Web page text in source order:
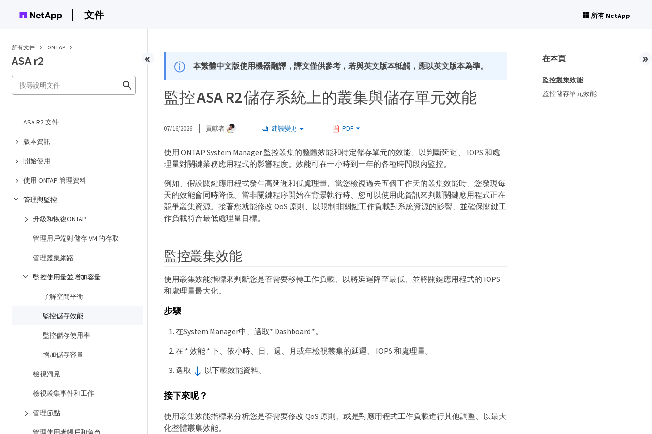
文件 所有 NetApp
所有文件 ONTAP
ASA r2
ASA R2 文件
版本資訊
開始使用
使用 ONTAP 管理資料
管理與監控
升級和恢復ONTAP
管理用戶端對儲存 VM 的存取
管理叢集網路
監控使用量並增加容量
了解空間平衡
監控儲存效能
監控儲存使用率
增加儲存容量
檢視洞見
檢視叢集事件和工作
管理節點
管理使用者帳戶和角色
本繁體中文版使用機器翻譯，譯文僅供參考，若與英文版本牴觸，應以英文版本為準。
監控 ASA R2 儲存系統上的叢集與儲存單元效能
07/16/2026 貢獻者 建議變更 PDF
使用 ONTAP System Manager 監控叢集的整體效能和特定儲存單元的效能、以判斷延遲、 IOPS 和處
理量對關鍵業務應用程式的影響程度。效能可在一小時到一年的各種時間段內監控。
例如、假設關鍵應用程式發生高延遲和低處理量。當您檢視過去五個工作天的叢集效能時、您發現每
天的效能會同時降低。當非關鍵程序開始在背景執行時、您可以使用此資訊來判斷關鍵應用程式正在
競爭叢集資源。接著您就能修改 QoS 原則、以限制非關鍵工作負載對系統資源的影響、並確保關鍵工
作負載符合最低處理量目標。
監控叢集效能
使用叢集效能指標來判斷您是否需要移轉工作負載、以將延遲降至最低、並將關鍵應用程式的 IOPS
和處理量最大化。
步驟
在System Manager中、選取* Dashboard *。
在 * 效能 * 下、依小時、日、週、月或年檢視叢集的延遲、 IOPS 和處理量。
選取
以下載效能資料。
接下來呢？
使用叢集效能指標來分析您是否需要修改 QoS 原則、或是對應用程式工作負載進行其他調整、以最大
化整體叢集效能。
在本頁
監控叢集效能
監控儲存單元效能